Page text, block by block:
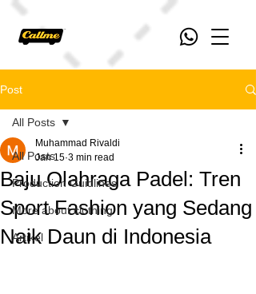
Post
All Posts
Production Guidlines
More about clothing
Artikel
All Posts
Baju Olahraga Padel: Tren
Sport Fashion yang Sedang
Naik Daun di Indonesia
Muhammad Rivaldi
Jan 15 3 min read